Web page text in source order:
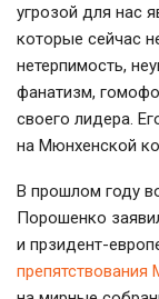
угрозой для нас
которые сейчас
нетерпимость,
фанатизм,
своего лидера.
на Мюнхенской
В прошлом году
Порошенко
и прзидент-
препятствования